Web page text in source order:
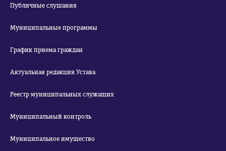
Публичные слушания
Муниципальные программы
График приема граждан
Актуальная редакция Устава
Реестр муниципальных служащих
Муниципальный контроль
Муниципальное имущество